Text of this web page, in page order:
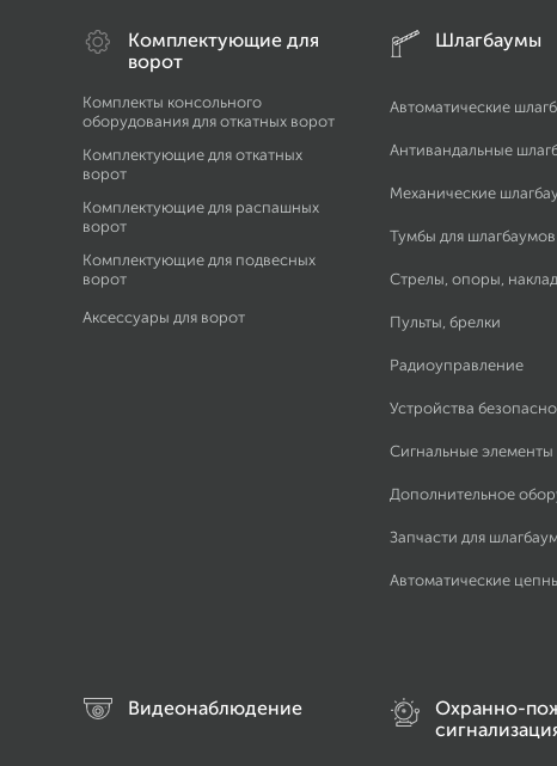
Комплектующие для
ворот
Комплекты консольного
оборудования для откатных ворот
Комплектующие для откатных
ворот
Комплектующие для распашных
ворот
Комплектующие для подвесных
ворот
Аксессуары для ворот
Шлагбаумы
Автоматические
Антивандальные
Механические
Тумбы для шлагбаумов
Стрелы, опоры,
Пульты, брелки
Радиоуправление
Устройства
Сигнальные элементы
Дополнительное
Запчасти для
Автоматические
Видеонаблюдение
Охранно-